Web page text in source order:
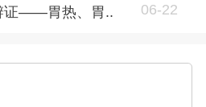
证——胃热、胃.. 06-22